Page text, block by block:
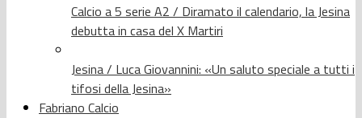
Calcio a 5 serie A2 / Diramato il calendario, la Jesina
debutta in casa del X Martiri
Jesina / Luca Giovannini: «Un saluto speciale a tutti i
tifosi della Jesina»
Fabriano Calcio